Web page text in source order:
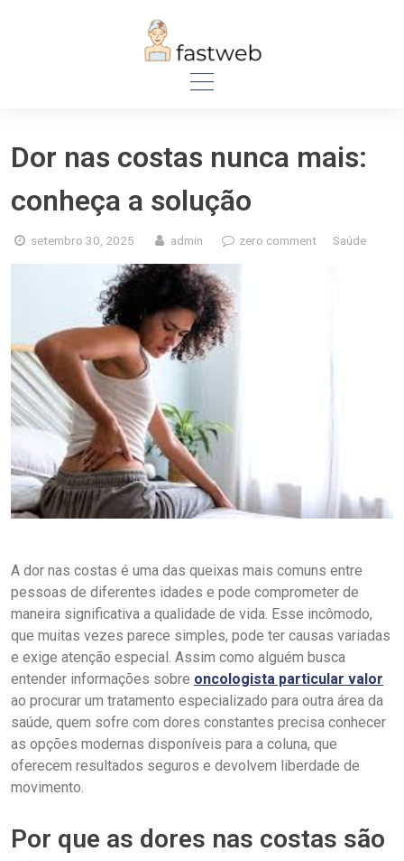
Dor nas costas nunca mais:
conheça a solução
setembro 30, 2025 admin zero comment Saúde
A dor nas costas é uma das queixas mais comuns entre
pessoas de diferentes idades e pode comprometer de
maneira significativa a qualidade de vida. Esse incômodo,
que muitas vezes parece simples, pode ter causas variadas
e exige atenção especial. Assim como alguém busca
entender informações sobre oncologista particular valor
ao procurar um tratamento especializado para outra área da
saúde, quem sofre com dores constantes precisa conhecer
as opções modernas disponíveis para a coluna, que
oferecem resultados seguros e devolvem liberdade de
movimento.
Por que as dores nas costas são